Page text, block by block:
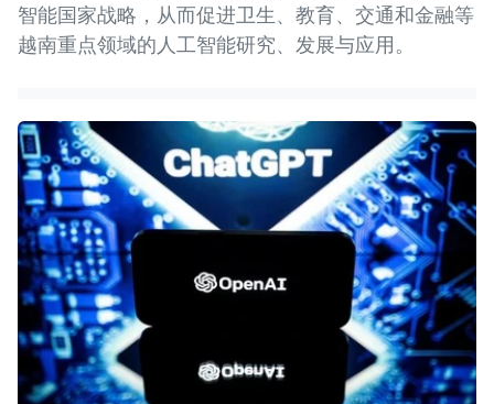
智能国家战略，从而促进卫生、教育、交通和金融等
越南重点领域的人工智能研究、发展与应用。